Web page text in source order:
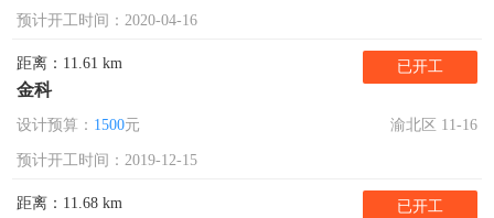
预计开工时间：2020-04-16
距离：11.61 km
金科
已开工
设计预算： 1500元 渝北区 11-16
预计开工时间：2019-12-15
距离：11.68 km 已开工